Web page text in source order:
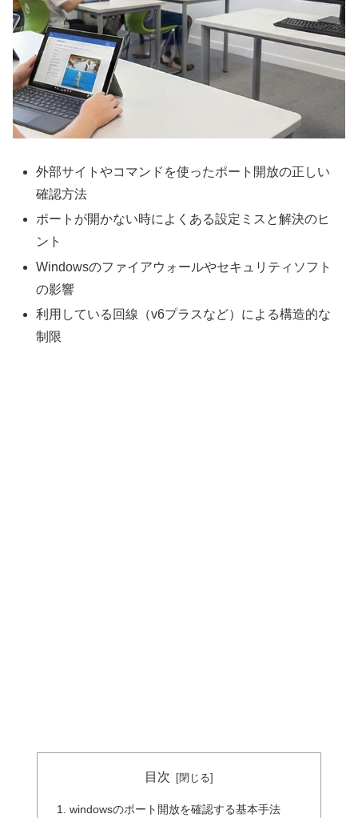
外部サイトやコマンドを使ったポート開放の正しい
確認方法
ポートが開かない時によくある設定ミスと解決のヒ
ント
Windowsのファイアウォールやセキュリティソフト
の影響
利用している回線（v6プラスなど）による構造的な
制限
目次
windowsのポート開放を確認する基本手法